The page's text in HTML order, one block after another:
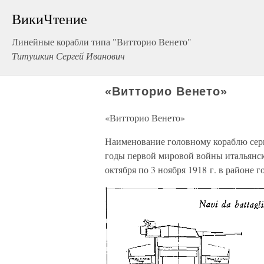
ВикиЧтение
Линейные корабли типа "Витторио Венето"
Титушкин Сергей Иванович
«Витторио Венето»
«Витторио Венето»
Наименование головному кораблю
годы первой мировой войны
октября по 3 ноября 1918 г. в районе